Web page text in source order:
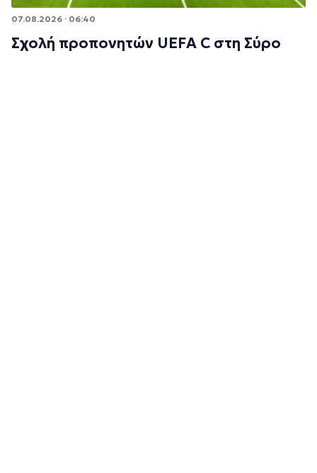
07.08.2026 · 06:40
Σχολή προπονητών UEFA C στη Σύρο